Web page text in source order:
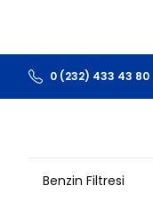
0 (232) 433 43 80
Benzin Filtresi